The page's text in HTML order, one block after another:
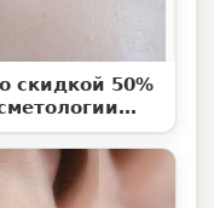
скидкой 50%